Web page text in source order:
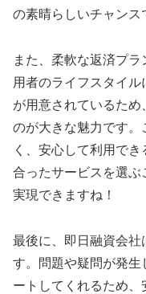
の素晴らしいチャンス
また、柔軟な返済プ
用者のライフスタイ
が用意されているた
のが大きな魅力です。
く、安心して利用で
合ったサービスを選
実現できますね！
最後に、即日融資会社
す。問題や疑問が発
ートしてくれるため、